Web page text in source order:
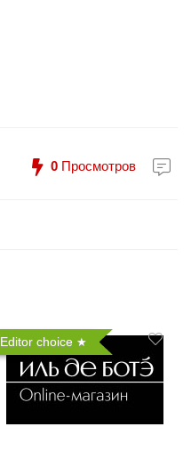
0 Просмотров
Editor choice